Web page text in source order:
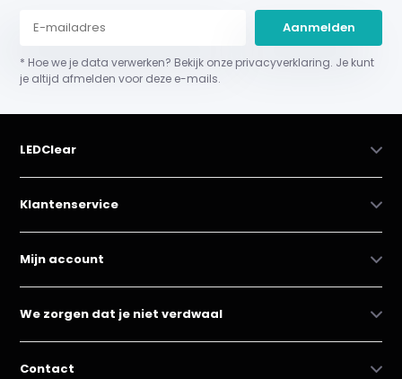
Aanmelden
* Hoe we je data verwerken? Bekijk onze privacyverklaring. Je kunt
je altijd afmelden voor deze e-mails.
LEDClear
Klantenservice
Mijn account
We zorgen dat je niet verdwaal
Contact